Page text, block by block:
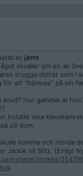
av jerro
skvaller om en av
snygga dotter som i
för att "hämnas" på sin
brud? Hur gammal är
hotade sina
på dom.
komma och mörda
Jackie till Slitz. (Enligt
nyheter/inrikes/